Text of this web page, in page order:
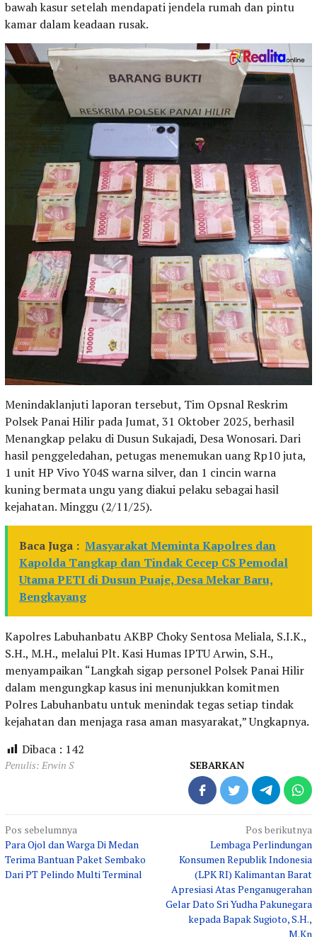
bawah kasur setelah mendapati jendela rumah dan pintu
kamar dalam keadaan rusak.
Menindaklanjuti laporan tersebut, Tim Opsnal Reskrim
Polsek Panai Hilir pada Jumat, 31 Oktober 2025, berhasil
Menangkap pelaku di Dusun Sukajadi, Desa Wonosari. Dari
hasil penggeledahan, petugas menemukan uang Rp10 juta,
1 unit HP Vivo Y04S warna silver, dan 1 cincin warna
kuning bermata ungu yang diakui pelaku sebagai hasil
kejahatan. Minggu (2/11/25).
Baca Juga : Masyarakat Meminta Kapolres dan
Kapolda Tangkap dan Tindak Cecep CS Pemodal
Utama PETI di Dusun Puaje, Desa Mekar Baru,
Bengkayang
Kapolres Labuhanbatu AKBP Choky Sentosa Meliala, S.I.K.,
S.H., M.H., melalui Plt. Kasi Humas IPTU Arwin, S.H.,
menyampaikan “Langkah sigap personel Polsek Panai Hilir
dalam mengungkap kasus ini menunjukkan komitmen
Polres Labuhanbatu untuk menindak tegas setiap tindak
kejahatan dan menjaga rasa aman masyarakat,” Ungkapnya.
Dibaca : 142
Penulis: Erwin S SEBARKAN
Navigasi
pos
Pos sebelumnya
Para Ojol dan Warga Di Medan
Terima Bantuan Paket Sembako
Dari PT Pelindo Multi Terminal
Pos berikutnya
Lembaga Perlindungan
Konsumen Republik Indonesia
(LPK RI) Kalimantan Barat
Apresiasi Atas Penganugerahan
Gelar Dato Sri Yudha Pakunegara
kepada Bapak Sugioto, S.H.,
M.Kn